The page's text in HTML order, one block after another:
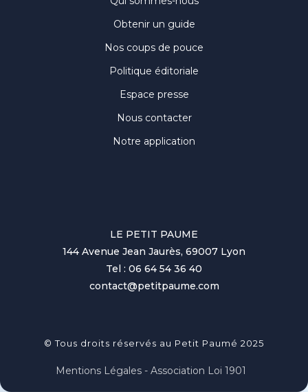
Obtenir un guide
Nos coups de pouce
Politique éditoriale
Espace presse
Nous contacter
Notre application
LE PETIT PAUME
144 Avenue Jean Jaurès, 69007 Lyon
Tel : 06 64 54 36 40
contact@petitpaume.com
© Tous droits réservés au Petit Paumé 2025
Mentions Légales - Association Loi 1901